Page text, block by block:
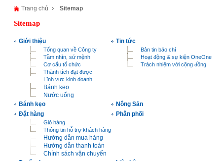
Trang chủ Sitemap
Sitemap
Giới thiệu
Tổng quan về Công ty
Tầm nhìn, sứ mệnh
Cơ cấu tổ chức
Thành tích đạt được
Lĩnh vực kinh doanh
Bánh kẹo
Nước uống
Tin tức
Bản tin báo chí
Hoạt động & sự kiện OneOne
Trách nhiệm với cộng đồng
Bánh kẹo
Nông Sản
Đặt hàng
Giỏ hàng
Thông tin hỗ trợ khách hàng
Hướng dẫn mua hàng
Hướng dẫn thanh toán
Chính sách vận chuyển
Phân phối